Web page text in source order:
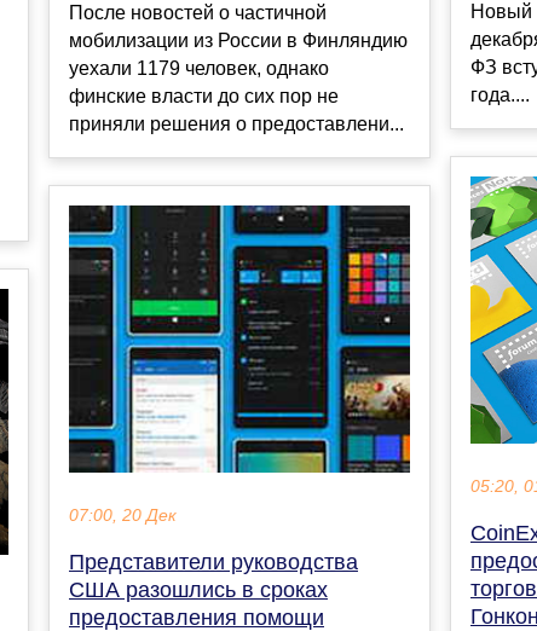
После новостей о частичной
мобилизации из России в Финляндию
уехали 1179 человек, однако
финские власти до сих пор не
приняли решения о предоставлени...
07:00, 20 Дек
Представители руководства
США разошлись в сроках
предоставления помощи
Новый
ФЗ
года....
05:20,